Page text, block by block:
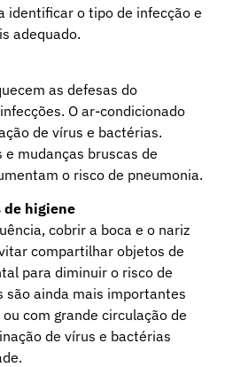
identificar o tipo de infecção e
adequado.
as defesas do
O ar-condicionado
de vírus e bactérias.
mudanças bruscas de
o risco de pneumonia.
de higiene
cobrir a boca e o nariz
compartilhar objetos de
para diminuir o risco de
são ainda mais importantes
com grande circulação de
de vírus e bactérias